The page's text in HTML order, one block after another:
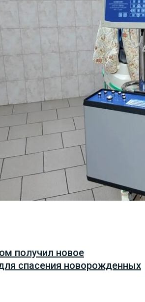
получил новое
спасения новорожденных